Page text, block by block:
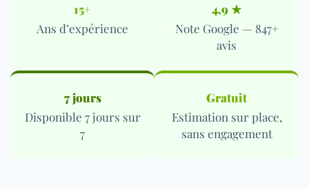
15+
Ans d’expérience
4,9 ★
Note Google — 847+
avis
7 jours
Disponible 7 jours sur
7
Gratuit
Estimation sur place,
sans engagement